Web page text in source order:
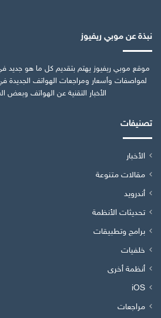
نبذة عن موبي ريفيوز
موقع موبي ريفيوز يهتم بتقديم كل ما هو جديد
لمواصفات وأسعار ومراجعات الهواتف الجديدة
الأخبار التقنية عن الهواتف وبعض
تصنيفات
الأخبار
مقالات متنوعة
أندرويد
تحديثات الأنظمة
برامج وتطبيقات
خلفيات
أنظمة أخرى
iOS
مراجعات